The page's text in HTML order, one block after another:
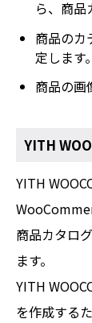
ら、商品
商品のカ
定します。
商品の画
YITH
YITH
商品カタロ
ます。
YITH
を作成する